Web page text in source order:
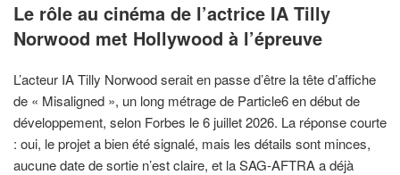
LE
Le rôle au cinéma de l’actrice IA Tilly
Norwood met Hollywood à l’épreuve
L’acteur IA Tilly Norwood serait en passe d’être la tête d’affiche
de « Misaligned », un long métrage de Particle6 en début de
développement, selon Forbes le 6 juillet 2026. La réponse courte
: oui, le projet a bien été signalé, mais les détails sont minces,
aucune date de sortie n’est claire, et la SAG-AFTRA a déjà